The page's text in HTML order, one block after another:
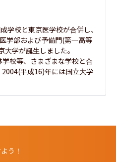
学校と東京医学校が合併し、
学部および予備門(第一高等
学が誕生しました。
校等、さまざまな学校と合
平成16)年には国立大学
う！